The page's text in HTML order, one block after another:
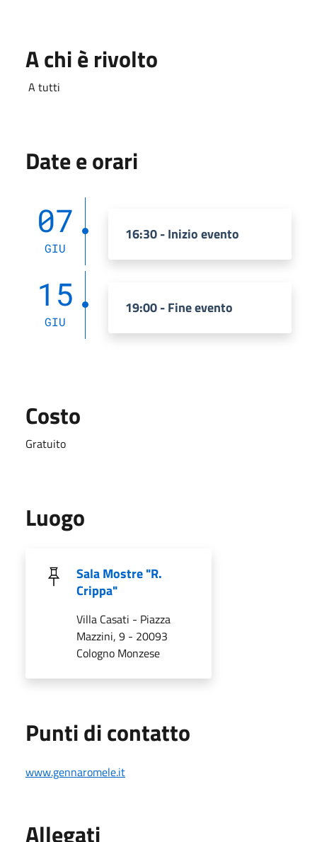
A chi è rivolto
A tutti
Date e orari
07
GIU
16:30 - Inizio evento
15
GIU
19:00 - Fine evento
Costo
Gratuito
Luogo
Sala Mostre "R.
Crippa"
Villa Casati - Piazza
Mazzini, 9 - 20093
Cologno Monzese
Punti di contatto
www.gennaromele.it
Allegati